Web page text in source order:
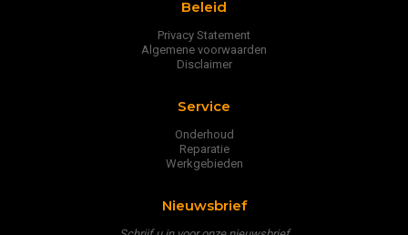
Beleid
Privacy Statement
Algemene voorwaarden
Disclaimer
Service
Onderhoud
Reparatie
Werkgebieden
Nieuwsbrief